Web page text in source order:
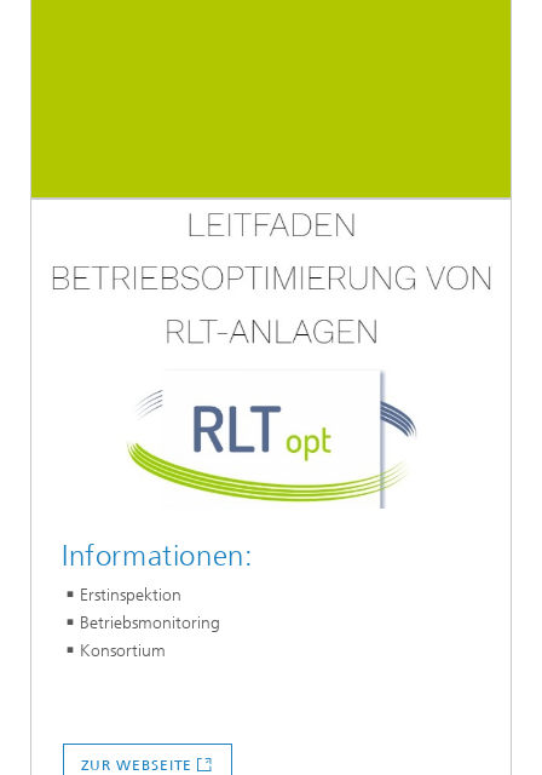
Informationen:
Erstinspektion
Betriebsmonitoring
Konsortium
ZUR WEBSEITE